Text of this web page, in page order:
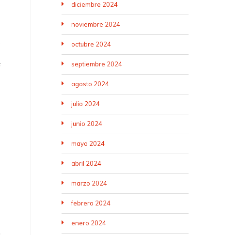
diciembre 2024
noviembre 2024
octubre 2024
septiembre 2024
agosto 2024
julio 2024
junio 2024
mayo 2024
abril 2024
marzo 2024
febrero 2024
enero 2024